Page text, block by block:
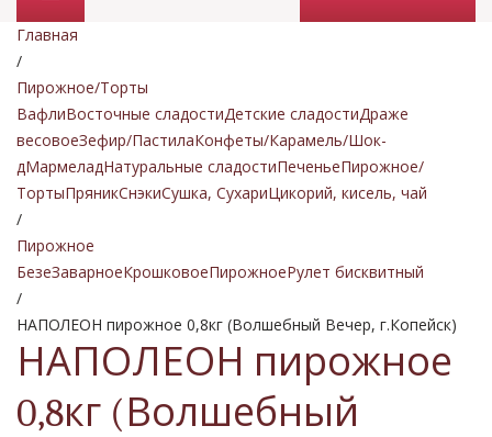
Промо товары
Главная
/
Пирожное/Торты
ВафлиВосточные сладостиДетские сладостиДраже
весовоеЗефир/ПастилаКонфеты/Карамель/Шок-
дМармеладНатуральные сладостиПеченьеПирожное/
ТортыПряникСнэкиСушка, СухариЦикорий, кисель, чай
/
Пирожное
БезеЗаварноеКрошковоеПирожноеРулет бисквитный
/
НАПОЛЕОН пирожное 0,8кг (Волшебный Вечер, г.Копейск)
НАПОЛЕОН пирожное
0,8кг (Волшебный